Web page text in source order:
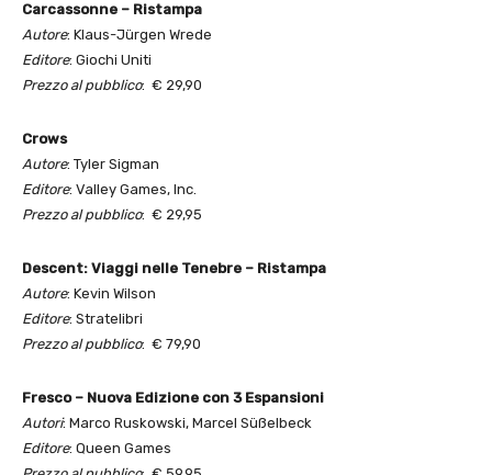
Carcassonne – Ristampa
Autore: Klaus-Jürgen Wrede
Editore: Giochi Uniti
Prezzo al pubblico: € 29,90
Crows
Autore: Tyler Sigman
Editore: Valley Games, Inc.
Prezzo al pubblico: € 29,95
Descent: Viaggi nelle Tenebre – Ristampa
Autore: Kevin Wilson
Editore: Stratelibri
Prezzo al pubblico: € 79,90
Fresco – Nuova Edizione con 3 Espansioni
Autori: Marco Ruskowski, Marcel Süßelbeck
Editore: Queen Games